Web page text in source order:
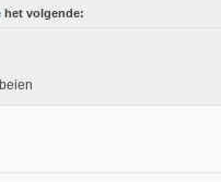
het volgende: